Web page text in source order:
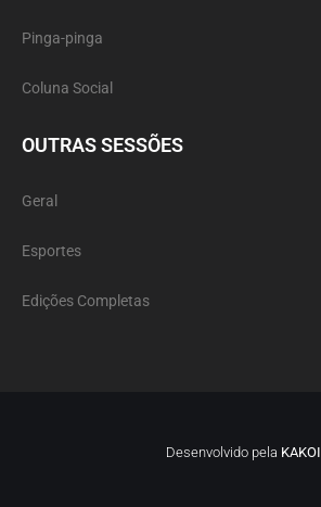
Pinga-pinga
Coluna Social
OUTRAS SESSÕES
Geral
Esportes
Edições Completas
Desenvolvido pela KAKOI